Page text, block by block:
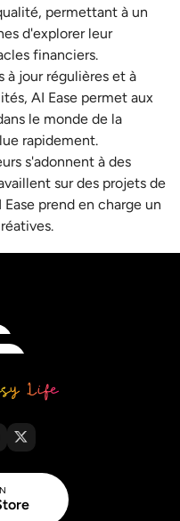
permettant à un
d'explorer leur
financiers.
à jour régulières et à
AI Ease permet aux
le monde de la
rapidement.
s'adonnent à des
sur des projets de
prend en charge un